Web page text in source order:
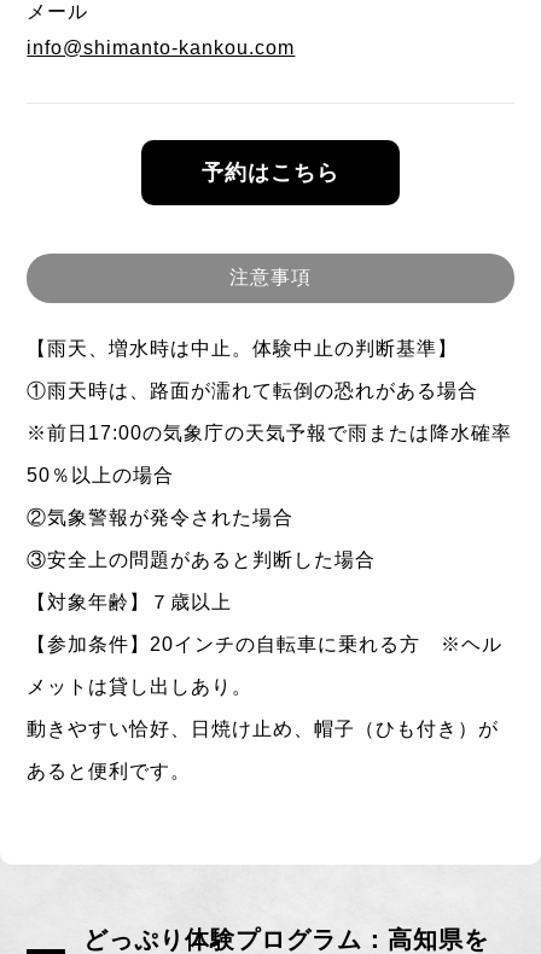
メール
info@shimanto-kankou.com
予約はこちら
注意事項
【雨天、増水時は中止。体験中止の判断基準】
①雨天時は、路面が濡れて転倒の恐れがある場合
※前日17:00の気象庁の天気予報で雨または降水確率
50％以上の場合
②気象警報が発令された場合
③安全上の問題があると判断した場合
【対象年齢】７歳以上
【参加条件】20インチの自転車に乗れる方 ※ヘル
メットは貸し出しあり。
動きやすい恰好、日焼け止め、帽子（ひも付き）が
あると便利です。
どっぷり体験プログラム：高知県を